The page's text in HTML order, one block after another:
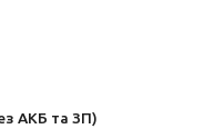
АКБ та ЗП)